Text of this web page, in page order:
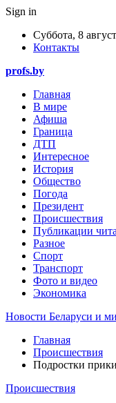
Sign in
Суббота, 8
Контакты
profs.by
Главная
В мире
Афиша
Граница
ДТП
Интересное
История
Общество
Погода
Президент
Происшествия
Публикации
Разное
Спорт
Транспорт
Фото и видео
Экономика
Новости Беларуси и
Главная
Происшествия
Подростки
Происшествия